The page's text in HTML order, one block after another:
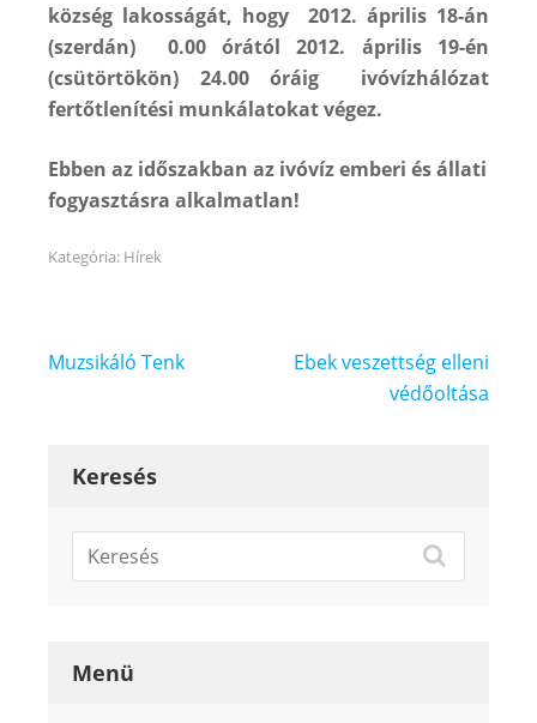
község lakosságát, hogy 2012. április 18-án
(szerdán) 0.00 órától 2012. április 19-én
(csütörtökön) 24.00 óráig ivóvízhálózat
fertőtlenítési munkálatokat végez.
Ebben az időszakban az ivóvíz emberi és állati
fogyasztásra alkalmatlan!
Kategória: Hírek
Bejegyzés
Muzsikáló Tenk
Ebek veszettség elleni
védőoltása
Keresés
Menü